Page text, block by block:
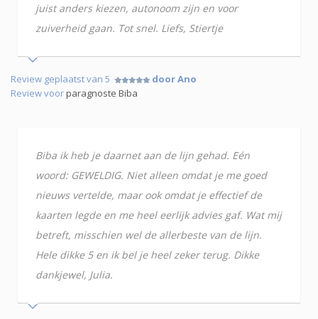
juist anders kiezen, autonoom zijn en voor
zuiverheid gaan. Tot snel. Liefs, Stiertje
Review geplaatst van 5
door Ano
Review voorparagnoste Biba
Biba ik heb je daarnet aan de lijn gehad. Eén
woord: GEWELDIG. Niet alleen omdat je me goed
nieuws vertelde, maar ook omdat je effectief de
kaarten legde en me heel eerlijk advies gaf. Wat mij
betreft, misschien wel de allerbeste van de lijn.
Hele dikke 5 en ik bel je heel zeker terug. Dikke
dankjewel, Julia.